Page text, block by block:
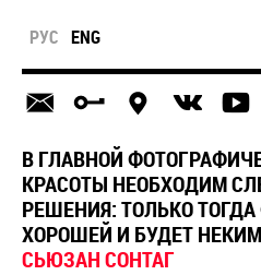
РУС ENG
В ГЛАВНОЙ
КРАСОТЫ НЕОБХОДИМ
РЕШЕНИЯ: ТОЛЬКО
ХОРОШЕЙ И БУДЕТ
СЬЮЗАН CОНТАГ